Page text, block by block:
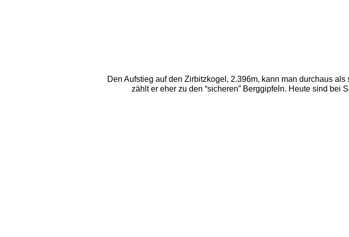
Den Aufstieg auf den Zirbitzkogel, 2.396m, kann man durchaus
zählt er eher zu den “sicheren” Berggipfeln. Heute sind bei